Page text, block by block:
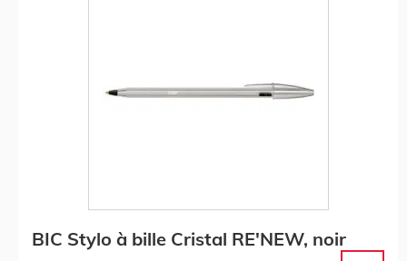
BIC Stylo à bille Cristal RE'NEW, noir